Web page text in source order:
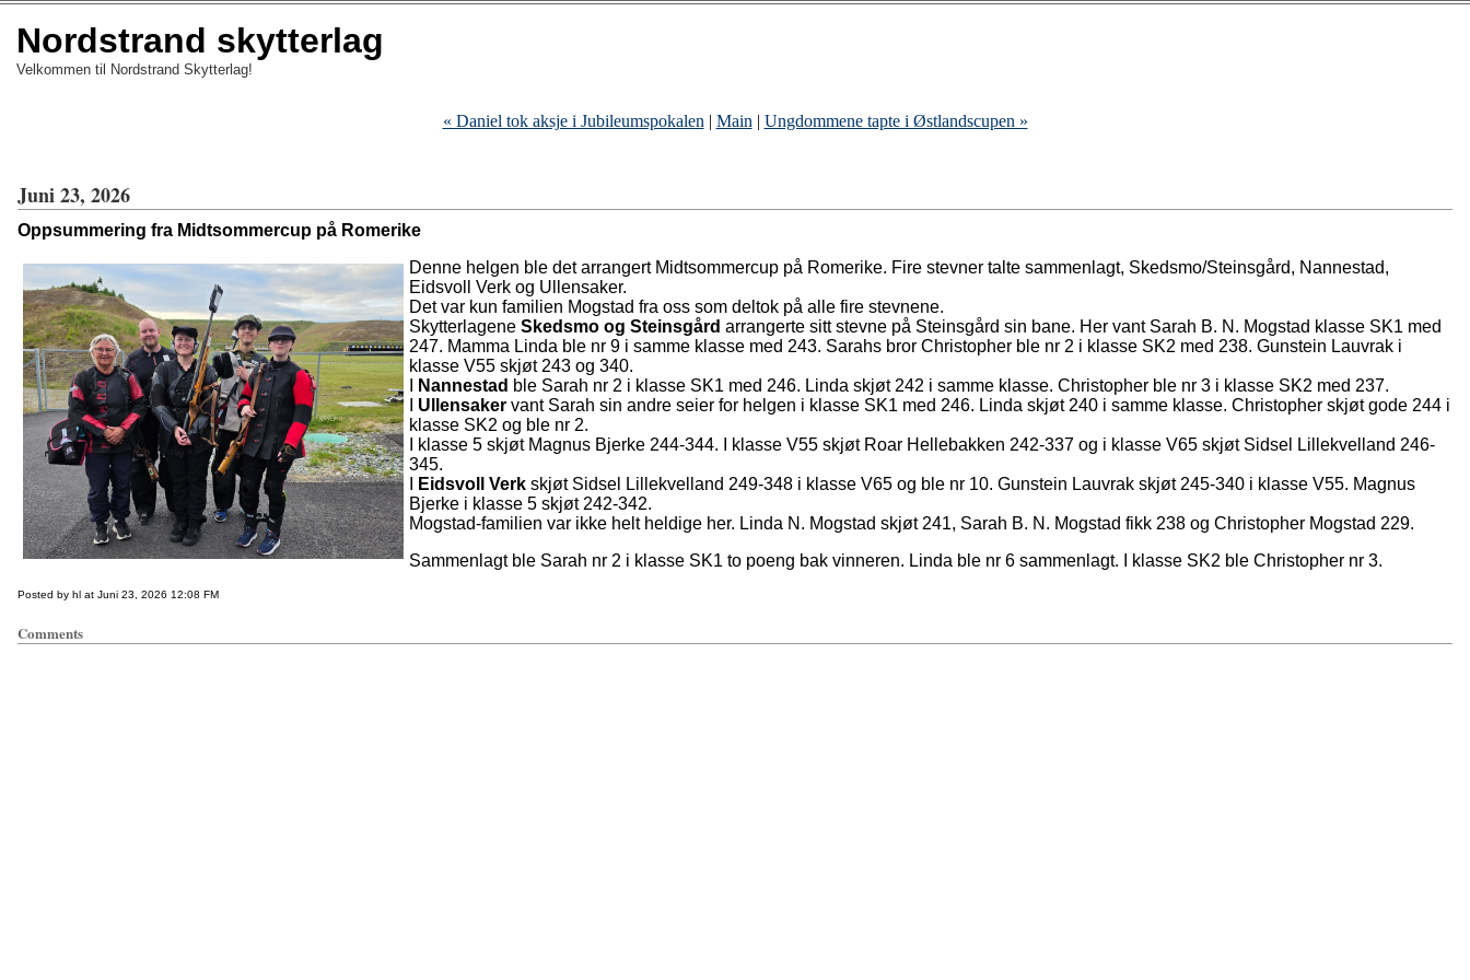
Nordstrand skytterlag
Velkommen til Nordstrand Skytterlag!
« Daniel tok aksje i Jubileumspokalen | Main | Ungdommene tapte i Østlandscupen »
Juni 23, 2026
Oppsummering fra Midtsommercup på Romerike
Denne helgen ble det arrangert Midtsommercup på Romerike. Fire stevner talte sammenlagt, Skedsmo/Steinsgård, Nannestad,
Eidsvoll Verk og Ullensaker.
Det var kun familien Mogstad fra oss som deltok på alle fire stevnene.
Skytterlagene Skedsmo og Steinsgård arrangerte sitt stevne på Steinsgård sin bane. Her vant Sarah B. N. Mogstad klasse SK1 med
247. Mamma Linda ble nr 9 i samme klasse med 243. Sarahs bror Christopher ble nr 2 i klasse SK2 med 238. Gunstein Lauvrak i
klasse V55 skjøt 243 og 340.
Nannestad ble Sarah nr 2 i klasse SK1 med 246. Linda skjøt 242 i samme klasse. Christopher ble nr 3 i klasse SK2 med 237.
Ullensaker vant Sarah sin andre seier for helgen i klasse SK1 med 246. Linda skjøt 240 i samme klasse. Christopher skjøt gode 244 i
klasse SK2 og ble nr 2.
I klasse 5 skjøt Magnus Bjerke 244-344. I klasse V55 skjøt Roar Hellebakken 242-337 og i klasse V65 skjøt Sidsel Lillekvelland 246-
345.
Eidsvoll Verk skjøt Sidsel Lillekvelland 249-348 i klasse V65 og ble nr 10. Gunstein Lauvrak skjøt 245-340 i klasse V55. Magnus
Bjerke i klasse 5 skjøt 242-342.
Mogstad-familien var ikke helt heldige her. Linda N. Mogstad skjøt 241, Sarah B. N. Mogstad fikk 238 og Christopher Mogstad 229.
Sammenlagt ble Sarah nr 2 i klasse SK1 to poeng bak vinneren. Linda ble nr 6 sammenlagt. I klasse SK2 ble Christopher nr 3.
Posted by hl at Juni 23, 2026 12:08 FM
Comments